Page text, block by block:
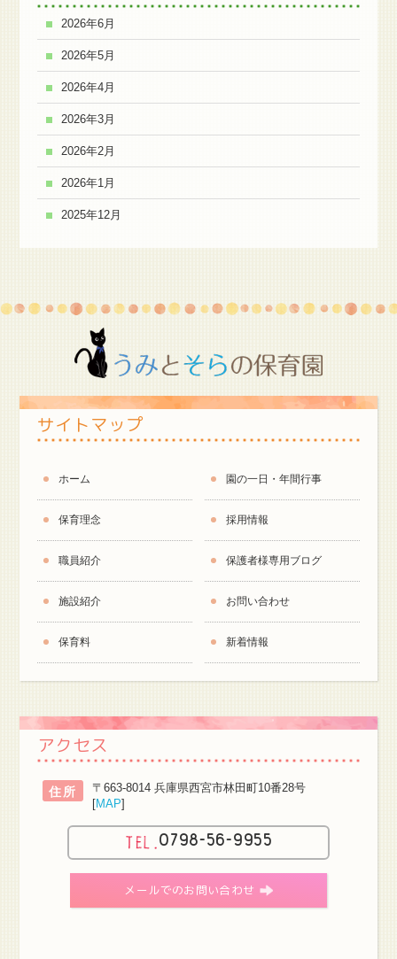
2026年6月
2026年5月
2026年4月
2026年3月
2026年2月
2026年1月
2025年12月
サイトマップ
ホーム
保育理念
職員紹介
施設紹介
保育料
園の一日・年間行事
採用情報
保護者様専用ブログ
お問い合わせ
新着情報
アクセス
住所
〒663-8014 兵庫県西宮市林田町10番28号
[MAP]
0798-56-9955
メールでのお問い合わせ